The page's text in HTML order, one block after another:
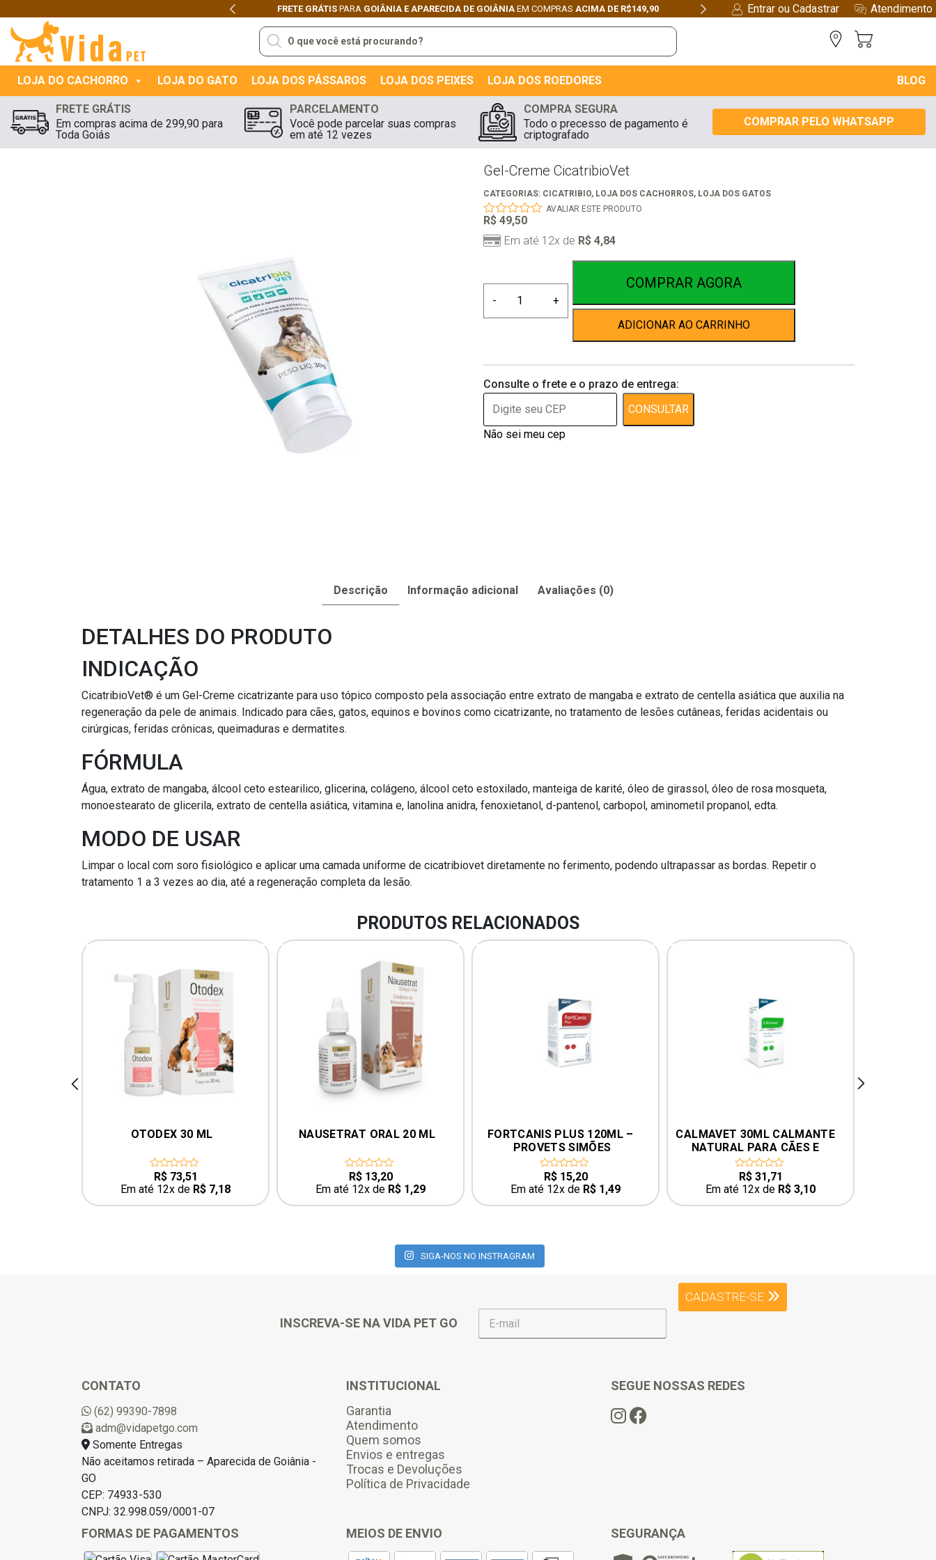
FRETE GRÁTIS PARA GOIÂNIA E APARECIDA DE GOIÂNIA EM COMPRAS ACIMA DE R$149,90
Previous Next
Entrar ou Cadastrar
Atendimento
Pesquisar
produtos
LOJA DO CACHORRO LOJA DO GATO LOJA DOS PÁSSAROS LOJA DOS PEIXES LOJA DOS ROEDORES BLOG
FRETE GRÁTIS
Em compras acima de 299,90 para
Toda Goiás
PARCELAMENTO
Você pode parcelar suas compras
em até 12 vezes
COMPRA SEGURA
Todo o precesso de pagamento é
criptografado
COMPRAR PELO WHATSAPP
Gel-Creme CicatribioVet
CATEGORIAS: CICATRIBIO, LOJA DOS CACHORROS, LOJA DOS GATOS
0
out
of
AVALIAR ESTE PRODUTO
R$ 49,50
Em até 12x de R$ 4,84
-
Creme
+
COMPRAR AGORA
ADICIONAR AO CARRINHO
Consulte o frete e o prazo de entrega:
CONSULTAR
Não sei meu cep
Descrição Informação adicional Avaliações (0)
DETALHES DO PRODUTO
INDICAÇÃO
CicatribioVet® é um Gel-Creme cicatrizante para uso tópico composto pela associação entre extrato de mangaba e extrato de centella asiática que auxilia na
regeneração da pele de animais. Indicado para cães, gatos, equinos e bovinos como cicatrizante, no tratamento de lesões cutâneas, feridas acidentais ou
cirúrgicas, feridas crônicas, queimaduras e dermatites.
FÓRMULA
Água, extrato de mangaba, álcool ceto estearilico, glicerina, colágeno, álcool ceto estoxilado, manteiga de karité, óleo de girassol, óleo de rosa mosqueta,
monoestearato de glicerila, extrato de centella asiática, vitamina e, lanolina anidra, fenoxietanol, d-pantenol, carbopol, aminometil propanol, edta.
MODO DE USAR
Limpar o local com soro fisiológico e aplicar uma camada uniforme de cicatribiovet diretamente no ferimento, podendo ultrapassar as bordas. Repetir o
tratamento 1 a 3 vezes ao dia, até a regeneração completa da lesão.
PRODUTOS RELACIONADOS
OTODEX 30 ML
0
out
of
5
R$73,51
Em até 12x de R$ 7,18
NAUSETRAT ORAL 20 ML
0
out
of
5
R$13,20
Em até 12x de R$ 1,29
FORTCANIS PLUS 120ML –
PROVETS SIMÕES
0
out
of
5
R$15,20
Em até 12x de R$ 1,49
CALMAVET 30ML CALMANTE
NATURAL PARA CÃES E
GATOS PROVETS
0
out
of
5
R$31,71
Em até 12x de R$ 3,10
prev
next
SIGA-NOS NO INSTRAGRAM
INSCREVA-SE NA VIDA PET GO
E
m
CADASTRE-SE
CONTATO
(62) 99390-7898
adm@vidapetgo.com
Somente Entregas
Não aceitamos retirada – Aparecida de Goiânia -
GO
CEP: 74933-530
CNPJ: 32.998.059/0001-07
INSTITUCIONAL
Garantia
Atendimento
Quem somos
Envios e entregas
Trocas e Devoluções
Política de Privacidade
SEGUE NOSSAS REDES
FORMAS DE PAGAMENTOS MEIOS DE ENVIO SEGURANÇA